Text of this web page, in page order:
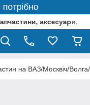
аксесуари,
на ВАЗ/Москвіч/